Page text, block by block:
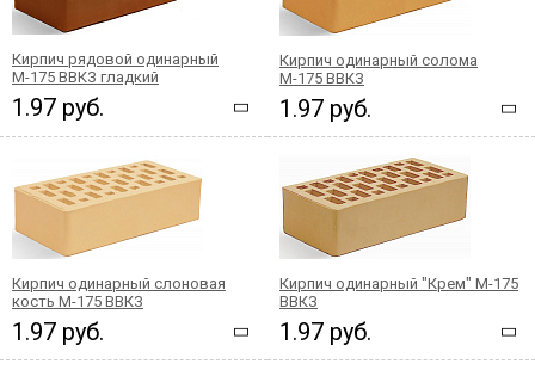
Кирпич рядовой одинарный
М-175 ВВКЗ гладкий
1.97 руб.
Кирпич одинарный солома
М-175 ВВКЗ
1.97 руб.
Кирпич одинарный слоновая
кость М-175 ВВКЗ
1.97 руб.
Кирпич одинарный "Крем" М-175
ВВКЗ
1.97 руб.